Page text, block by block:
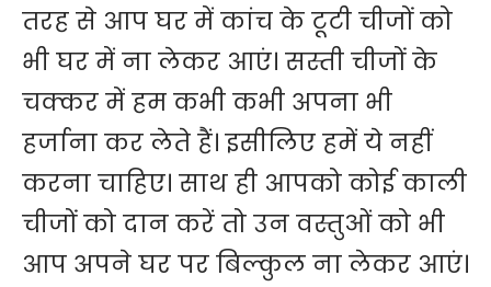
तरह से आप घर में कांच के टूटी चीजों को
भी घर में ना लेकर आएं। सस्ती चीजों के
चक्कर में हम कभी कभी अपना भी
हर्जाना कर लेते हैं। इसीलिए हमें ये नहीं
करना चाहिए। साथ ही आपको कोई काली
चीजों को दान करें तो उन वस्तुओं को भी
आप अपने घर पर बिल्कुल ना लेकर आएं।